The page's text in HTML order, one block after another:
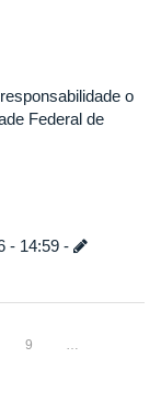
o
Federal de
- 14:59 -
9